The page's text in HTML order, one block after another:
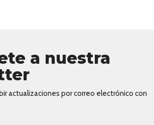
a nuestra
actualizaciones por correo electrónico con